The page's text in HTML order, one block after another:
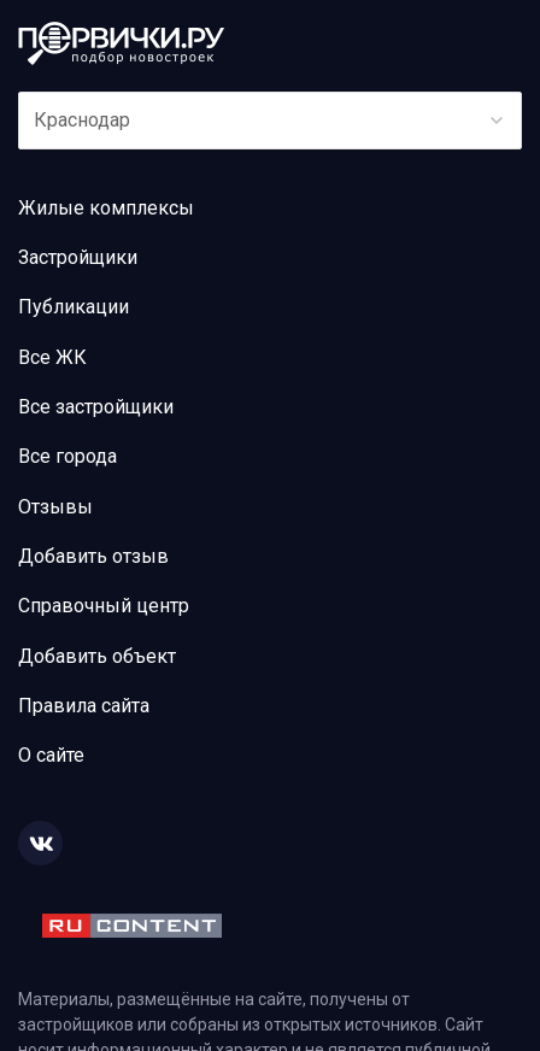
Краснодар
Жилые комплексы
Застройщики
Публикации
Все ЖК
Все застройщики
Все города
Отзывы
Добавить отзыв
Справочный центр
Добавить объект
Правила сайта
О сайте
Материалы, размещённые на сайте, получены от
застройщиков или собраны из открытых источников. Сайт